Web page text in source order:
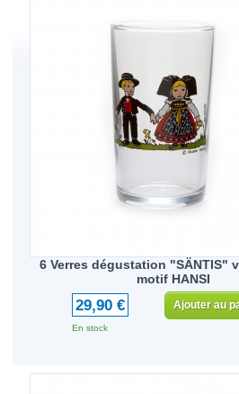
6 Verres dégustation "SÄNTIS"
motif HANSI
29,90 €
En stock
Ajouter au